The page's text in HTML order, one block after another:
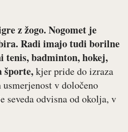
z žogo. Nogomet je
Radi imajo tudi borilne
tenis, badminton, hokej,
športe,kjer pride do izraza
v določeno
seveda odvisna od okolja, v